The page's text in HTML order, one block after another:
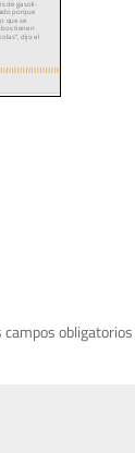
campos obligatorios